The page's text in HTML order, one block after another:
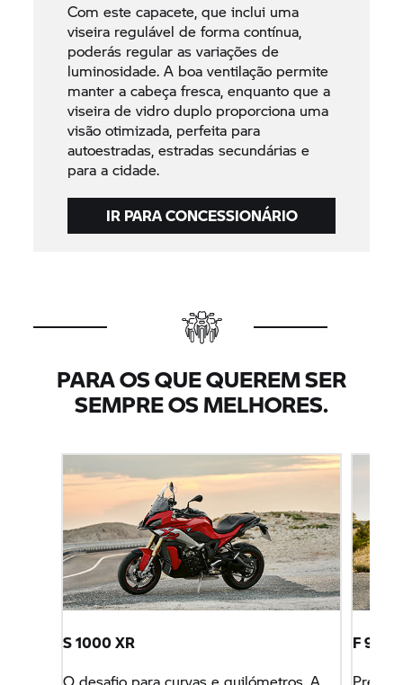
Com este capacete, que inclui uma
viseira regulável de forma contínua,
poderás regular as variações de
luminosidade. A boa ventilação permite
manter a cabeça fresca, enquanto que a
viseira de vidro duplo proporciona uma
visão otimizada, perfeita para
autoestradas, estradas secundárias e
para a cidade.
IR PARA CONCESSIONÁRIO
PARA OS QUE QUEREM SER
SEMPRE OS MELHORES.
S 1000 XR
O desafio para curvas e quilómetros. A
F 900